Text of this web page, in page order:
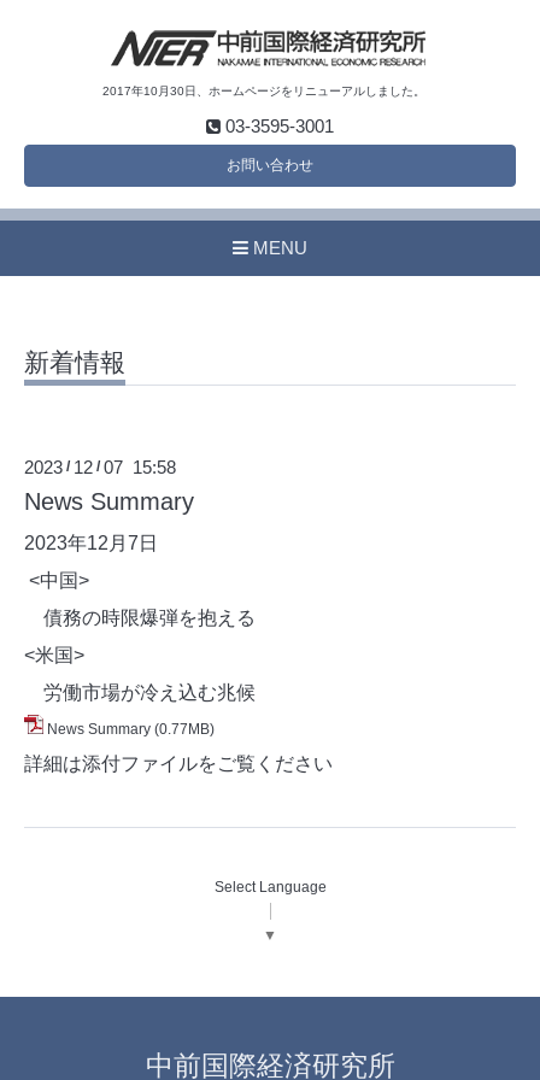
2017年10月30日、ホームページをリニューアルしました。
03-3595-3001
お問い合わせ
MENU
新着情報
2023 / 12 /07 15:58
News Summary
2023年12月7 日
<中国>
債務の時限爆弾を抱える
<米国>
労働市場が冷え込む兆候
News Summary (0.77MB)
詳細は添付ファイルをご覧ください
Select Language
▼
中前国際経済研究所